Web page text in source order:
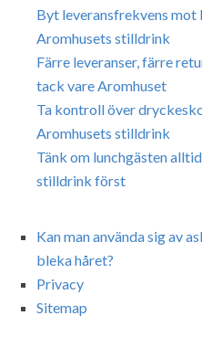
Byt leveransfrekvens
Aromhusets stilldrink
Färre leveranser, färre
tack vare Aromhuset
Ta kontroll över
Aromhusets stilldrink
Tänk om lunchgästen
stilldrink först
Kan man använda sig av
bleka håret?
Privacy
Sitemap